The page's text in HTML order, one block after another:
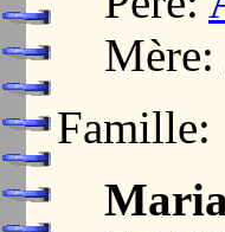
Mère:
Famille: